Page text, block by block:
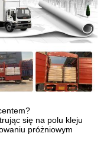
się na polu kleju
próżniowym